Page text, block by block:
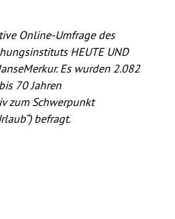
Online-Umfrage des
HEUTE UND
Es wurden 2.082
70 Jahren
zum Schwerpunkt
befragt.